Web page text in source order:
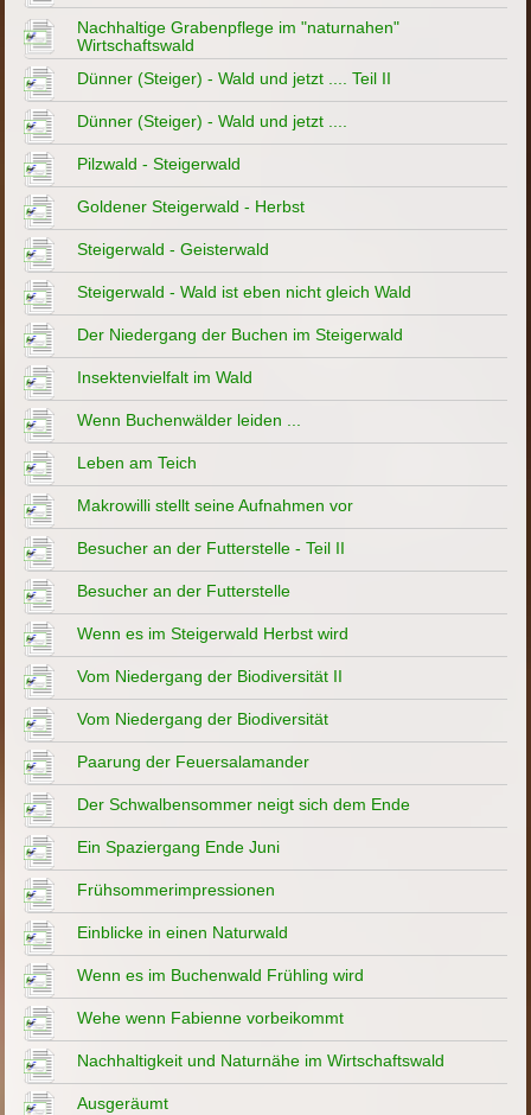
Nachhaltige Grabenpflege im "naturnahen"
Wirtschaftswald
Dünner (Steiger) - Wald und jetzt .... Teil II
Dünner (Steiger) - Wald und jetzt ....
Pilzwald - Steigerwald
Goldener Steigerwald - Herbst
Steigerwald - Geisterwald
Steigerwald - Wald ist eben nicht gleich Wald
Der Niedergang der Buchen im Steigerwald
Insektenvielfalt im Wald
Wenn Buchenwälder leiden ...
Leben am Teich
Makrowilli stellt seine Aufnahmen vor
Besucher an der Futterstelle - Teil II
Besucher an der Futterstelle
Wenn es im Steigerwald Herbst wird
Vom Niedergang der Biodiversität II
Vom Niedergang der Biodiversität
Paarung der Feuersalamander
Der Schwalbensommer neigt sich dem Ende
Ein Spaziergang Ende Juni
Frühsommerimpressionen
Einblicke in einen Naturwald
Wenn es im Buchenwald Frühling wird
Wehe wenn Fabienne vorbeikommt
Nachhaltigkeit und Naturnähe im Wirtschaftswald
Ausgeräumt